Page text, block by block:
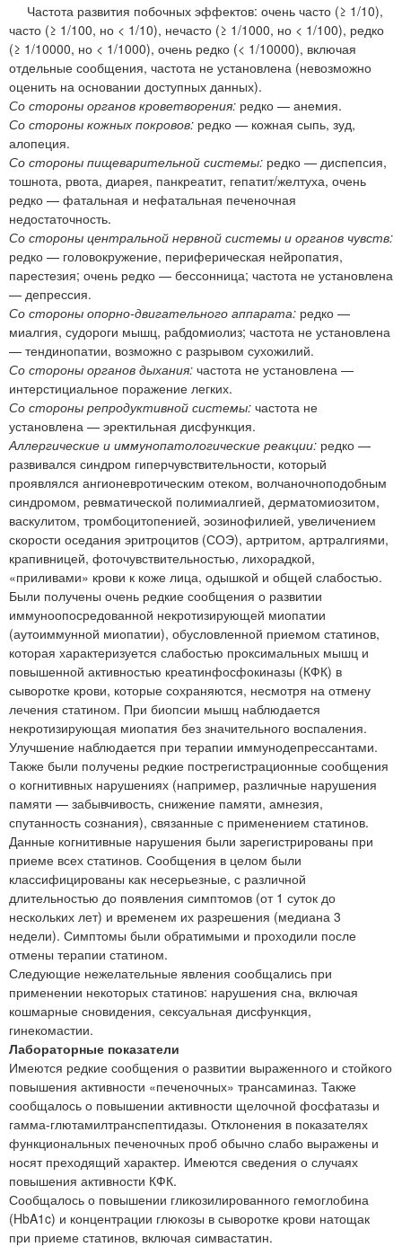
Частота развития побочных эффектов: очень часто (≥ 1/10),
часто (≥ 1/100, но < 1/10), нечасто (≥ 1/1000, но < 1/100), редко
(≥ 1/10000, но < 1/1000), очень редко (< 1/10000), включая
отдельные сообщения, частота не установлена (невозможно
оценить на основании доступных данных).
Со стороны органов кроветворения: редко — анемия.
Со стороны кожных покровов: редко — кожная сыпь, зуд,
алопеция.
Со стороны пищеварительной системы: редко — диспепсия,
тошнота, рвота, диарея, панкреатит, гепатит/желтуха, очень
редко — фатальная и нефатальная печеночная
недостаточность.
Со стороны центральной нервной системы и органов чувств:
редко — головокружение, периферическая нейропатия,
парестезия; очень редко — бессонница; частота не установлена
— депрессия.
Со стороны опорно-двигательного аппарата: редко —
миалгия, судороги мышц, рабдомиолиз; частота не установлена
— тендинопатии, возможно с разрывом сухожилий.
Со стороны органов дыхания: частота не установлена —
интерстициальное поражение легких.
Со стороны репродуктивной системы: частота не
установлена — эректильная дисфункция.
Аллергические и иммунопатологические реакции: редко —
развивался синдром гиперчувствительности, который
проявлялся ангионевротическим отеком, волчаночноподобным
синдромом, ревматической полимиалгией, дерматомиозитом,
васкулитом, тромбоцитопенией, эозинофилией, увеличением
скорости оседания эритроцитов (СОЭ), артритом, артралгиями,
крапивницей, фоточувствительностью, лихорадкой,
«приливами» крови к коже лица, одышкой и общей слабостью.
Были получены очень редкие сообщения о развитии
иммуноопосредованной некротизирующей миопатии
(аутоиммунной миопатии), обусловленной приемом статинов,
которая характеризуется слабостью проксимальных мышц и
повышенной активностью креатинфосфокиназы (КФК) в
сыворотке крови, которые сохраняются, несмотря на отмену
лечения статином. При биопсии мышц наблюдается
некротизирующая миопатия без значительного воспаления.
Улучшение наблюдается при терапии иммунодепрессантами.
Также были получены редкие пострегистрационные сообщения
о когнитивных нарушениях (например, различные нарушения
памяти — забывчивость, снижение памяти, амнезия,
спутанность сознания), связанные с применением статинов.
Данные когнитивные нарушения были зарегистрированы при
приеме всех статинов. Сообщения в целом были
классифицированы как несерьезные, с различной
длительностью до появления симптомов (от 1 суток до
нескольких лет) и временем их разрешения (медиана 3
недели). Симптомы были обратимыми и проходили после
отмены терапии статином.
Следующие нежелательные явления сообщались при
применении некоторых статинов: нарушения сна, включая
кошмарные сновидения, сексуальная дисфункция,
гинекомастии.
Лабораторные показатели
Имеются редкие сообщения о развитии выраженного и стойкого
повышения активности «печеночных» трансаминаз. Также
сообщалось о повышении активности щелочной фосфатазы и
гамма-глютамилтранспептидазы. Отклонения в показателях
функциональных печеночных проб обычно слабо выражены и
носят преходящий характер. Имеются сведения о случаях
повышения активности КФК.
Сообщалось о повышении гликозилированного гемоглобина
(HbA1c) и концентрации глюкозы в сыворотке крови натощак
при приеме статинов, включая симвастатин.